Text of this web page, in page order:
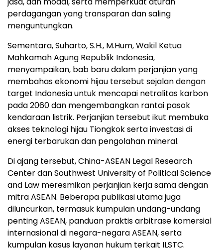
perdagangan yang transparan dan saling
menguntungkan.
Sementara, Suharto, S.H., M.Hum, Wakil Ketua
Mahkamah Agung Republik Indonesia,
menyampaikan, bab baru dalam perjanjian yang
membahas ekonomi hijau tersebut sejalan dengan
target Indonesiauntuk mencapai netralitas karbon
pada 2060 dan mengembangkan rantai pasok
kendaraan listrik. Perjanjian tersebut ikut membuka
akses teknologi hijau Tiongkok serta investasi di
energi terbarukan dan pengolahan mineral.
Di ajang tersebut, China-ASEAN Legal Research
Center dan Southwest University of Political Science
and Law meresmikan perjanjian kerja sama dengan
mitra ASEAN. Beberapa publikasi utama juga
diluncurkan, termasuk kumpulan undang-undang
penting ASEAN, panduan praktis arbitrase komersial
internasional di negara-negara ASEAN, serta
kumpulan kasus layanan hukum terkait ILSTC.